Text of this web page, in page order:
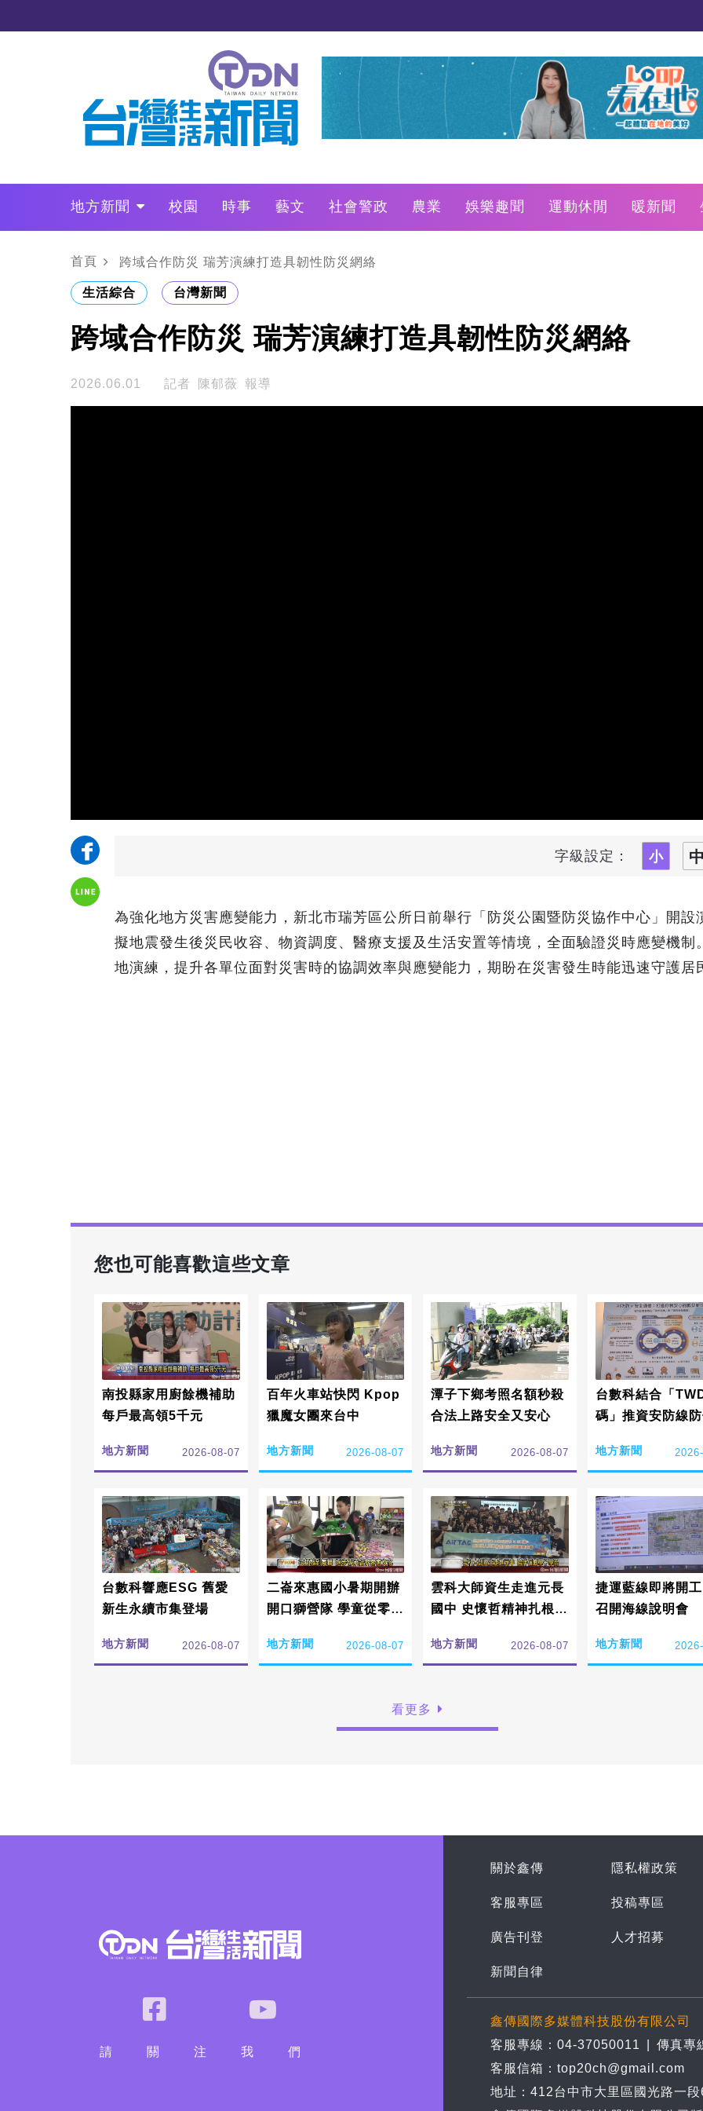
地方新聞 校園 時事 藝文 社會警政 農業 娛樂趣聞 運動休閒 暖新聞
政治
財經 LO叩敲敲門
首頁 跨域合作防災 瑞芳演練打造具韌性防災網絡
生活綜合 台灣新聞
跨域合作防災 瑞芳演練打造具韌性防災網絡
2026.06.01 記者 陳郁薇 報導
字級設定：
為強化地方災害應變能力，新北市瑞芳區公所日前舉行「防災公園暨防災協作中心」開設
擬地震發生後災民收容、物資調度、醫療支援及生活安置等情境，全面驗證災時應變機制
地演練，提升各單位面對災害時的協調效率與應變能力，期盼在災害發生時能迅速守護居
您也可能喜歡這些文章
南投縣家用廚餘機補助
每戶最高領5千元
地方新聞 2026-08-07
百年火車站快閃 Kpop
獵魔女團來台中
地方新聞 2026-08-07
潭子下鄉考照名額秒殺
合法上路安全又安心
地方新聞 2026-08-07
台數科結合「
碼」推資安防線
地方新聞
台數科響應ESG 舊愛
新生永續市集登場
地方新聞 2026-08-07
二崙來惠國小暑期開辦
開口獅營隊 學童從零扎
地方新聞 2026-08-07
雲科大師資生走進元長
國中 史懷哲精神扎根偏
地方新聞 2026-08-07
捷運藍線即將開
召開海線說明會
地方新聞
看更多
請 關 注 我 們
關於鑫傳 隱私權政策
客服專區 投稿專區
廣告刊登 人才招募
新聞自律
鑫傳國際多媒體科技股份有限公司
客服專線：04-37050011
傳真專
客服信箱：top20ch@gmail.com
地址：412台中市大里區國光路一